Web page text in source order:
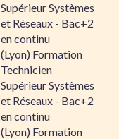
Supérieur Systèmes
et Réseaux - Bac+2
en continu
(Lyon) Formation
Technicien
Supérieur Systèmes
et Réseaux - Bac+2
en continu
(Lyon) Formation